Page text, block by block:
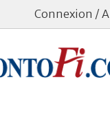
Connexion /